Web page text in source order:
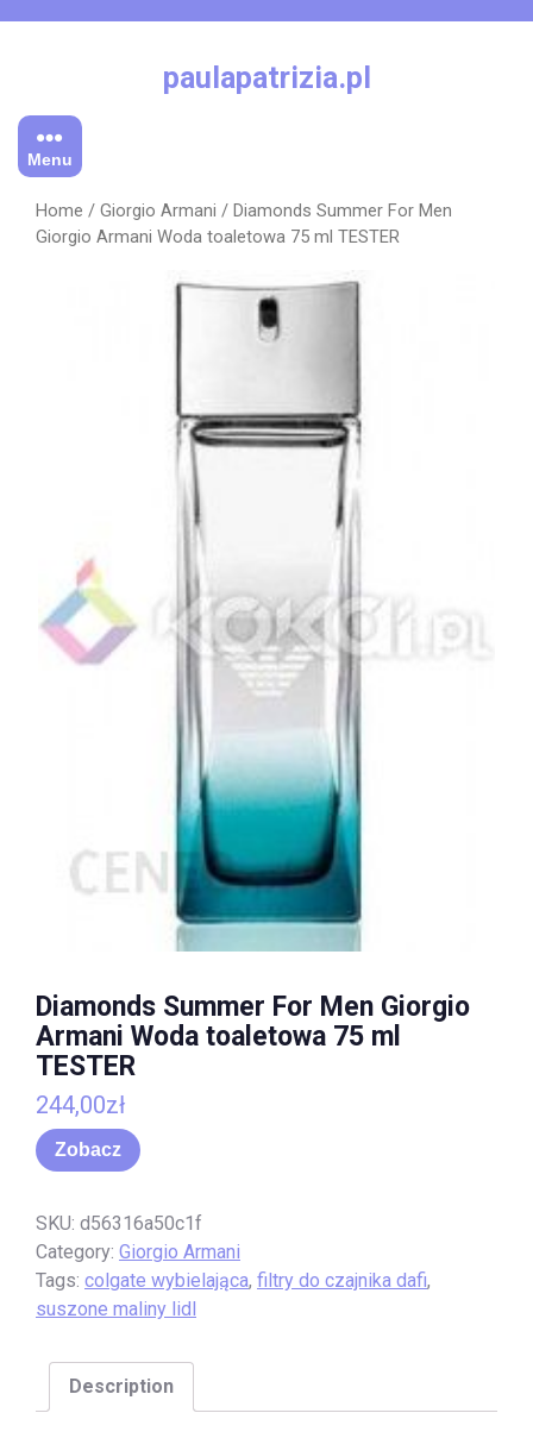
paulapatrizia.pl
Menu
Home / Giorgio Armani / Diamonds Summer For Men
Giorgio Armani Woda toaletowa 75 ml TESTER
Diamonds Summer For Men Giorgio
Armani Woda toaletowa 75 ml
TESTER
244,00zł
Zobacz
SKU: d56316a50c1f
Category: Giorgio Armani
Tags: colgate wybielająca, filtry do czajnika dafi,
suszone maliny lidl
Description